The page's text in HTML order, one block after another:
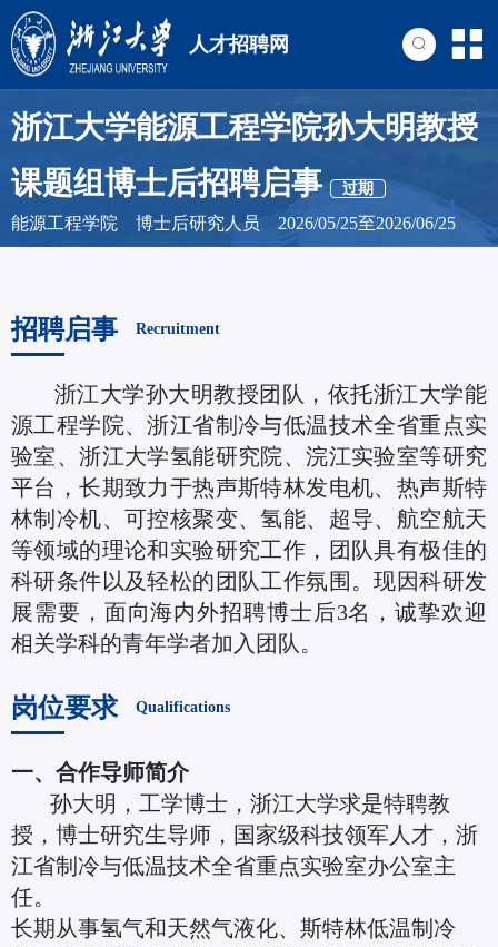
人才招聘网
浙江大学能源工程学院孙大明教授
课题组博士后招聘启事
过期
能源工程学院 博士后研究人员 2026/05/25至2026/06/25
招聘启事 Recruitment
浙江大学孙大明教授团队，依托浙江大学能
源工程学院、浙江省制冷与低温技术全省重点实
验室、浙江大学氢能研究院、浣江实验室等研究
平台，长期致力于热声斯特林发电机、热声斯特
林制冷机、可控核聚变、氢能、超导、航空航天
等领域的理论和实验研究工作，团队具有极佳的
科研条件以及轻松的团队工作氛围。现因科研发
展需要，面向海内外招聘博士后3名，诚挚欢迎
相关学科的青年学者加入团队。
岗位要求 Qualifications
一、合作导师简介
孙大明，工学博士，浙江大学求是特聘教
授，博士研究生导师，国家级科技领军人才，浙
江省制冷与低温技术全省重点实验室办公室主
任。
长期从事氢气和天然气液化、斯特林低温制冷